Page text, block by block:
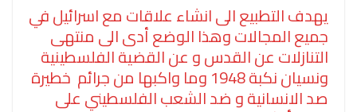
يهدف التطبيع الى انشاء علاقات مع اسرائيل في
جميع المجالات وهذا الوضع أدى الى منتهى
التنازلات عن القدس و عن القضية الفلسطينية
ونسيان نكبة 1948 وما واكبها من جرائم خطيرة
صد الانسانية و ضد الشعب الفلسطيني على